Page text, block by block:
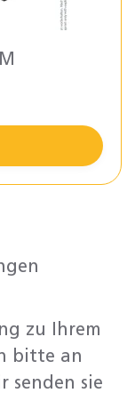
zu Ihrem
bitte an
senden sie